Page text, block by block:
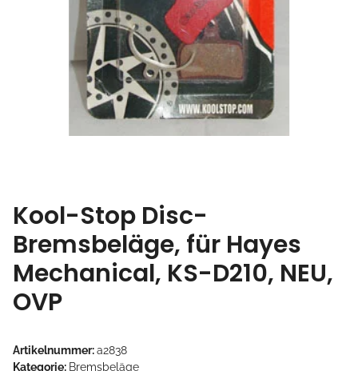
Kool-Stop Disc-
Bremsbeläge, für Hayes
Mechanical, KS-D210, NEU,
OVP
Artikelnummer:a2838
Kategorie: Bremsbeläge